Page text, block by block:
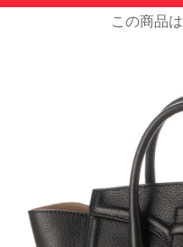
この商品は